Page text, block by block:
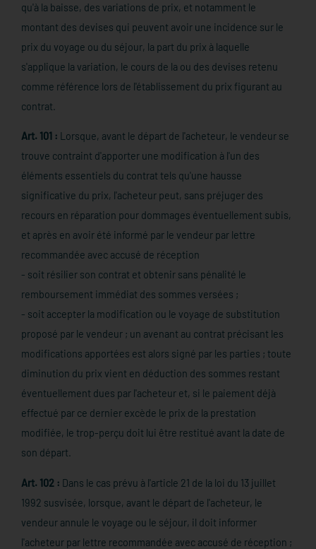
qu'à la baisse, des variations de prix, et notamment le
montant des devises qui peuvent avoir une incidence sur le
prix du voyage ou du séjour, la part du prix à laquelle
s'applique la variation, le cours de la ou des devises retenu
comme référence lors de l'établissement du prix figurant au
contrat.
Art. 101 : Lorsque, avant le départ de l'acheteur, le vendeur se
trouve contraint d'apporter une modification à l'un des
éléments essentiels du contrat tels qu'une hausse
significative du prix, l'acheteur peut, sans préjuger des
recours en réparation pour dommages éventuellement subis,
et après en avoir été informé par le vendeur par lettre
recommandée avec accusé de réception
- soit résilier son contrat et obtenir sans pénalité le
remboursement immédiat des sommes versées ;
- soit accepter la modification ou le voyage de substitution
proposé par le vendeur ; un avenant au contrat précisant les
modifications apportées est alors signé par les parties ; toute
diminution du prix vient en déduction des sommes restant
éventuellement dues par l'acheteur et, si le paiement déjà
effectué par ce dernier excède le prix de la prestation
modifiée, le trop-perçu doit lui être restitué avant la date de
son départ.
Art. 102 : Dans le cas prévu à l'article 21 de la loi du 13 juillet
1992 susvisée, lorsque, avant le départ de l'acheteur, le
vendeur annule le voyage ou le séjour, il doit informer
l'acheteur par lettre recommandée avec accusé de réception ;